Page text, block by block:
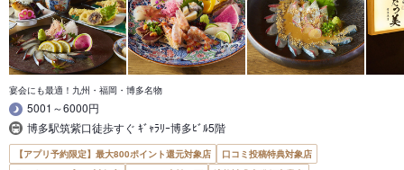
宴会にも最適！九州・福岡・博多名物
5001～6000円
博多駅筑紫口徒歩すぐ ｷﾞｬﾗﾘｰ博多ﾋﾞﾙ5階
【アプリ予約限定】最大800ポイント還元対象店
口コミ投稿特典対象店